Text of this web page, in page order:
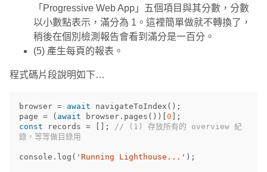
「Progressive Web App」五個項目與其分數，分數
以小數點表示，滿分為 1。這裡簡單做就不轉換了，
稍後在個別檢測報告會看到滿分是一百分。
(5) 產生每頁的報表。
程式碼片段說明如下…
browser = await navigateToIndex ();
page = ( await browser . pages ())[ 0 ];
const
records = [];
// (1) 存放所有的 overview 紀
錄，等等做目錄用
console . log ( ' Running Lighthouse... ' );